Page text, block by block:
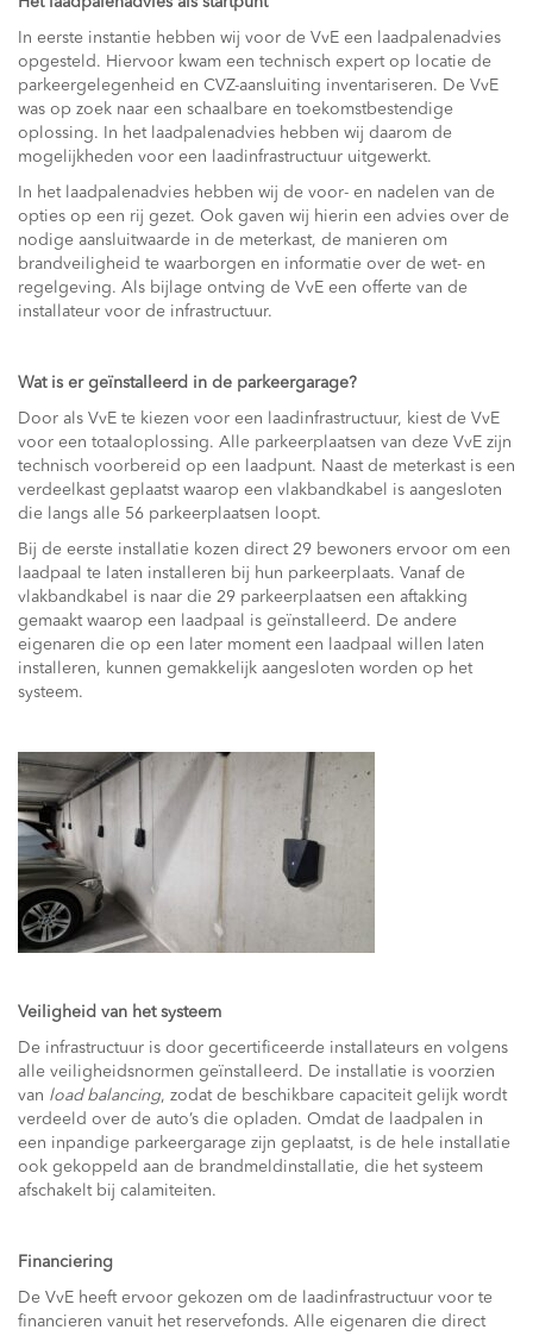
In eerste instantie hebben wij voor de VvE een laadpalenadvies
opgesteld. Hiervoor kwam een technisch expert op locatie de
parkeergelegenheid en CVZ-aansluiting inventariseren. De VvE
was op zoek naar een schaalbare en toekomstbestendige
oplossing. In het laadpalenadvies hebben wij daarom de
mogelijkheden voor een laadinfrastructuur uitgewerkt.
In het laadpalenadvies hebben wij de voor- en nadelen van de
opties op een rij gezet. Ook gaven wij hierin een advies over de
nodige aansluitwaarde in de meterkast, de manieren om
brandveiligheid te waarborgen en informatie over de wet- en
regelgeving. Als bijlage ontving de VvE een offerte van de
installateur voor de infrastructuur.
Wat is er geïnstalleerd in de parkeergarage?
Door als VvE te kiezen voor een laadinfrastructuur, kiest de VvE
voor een totaaloplossing. Alle parkeerplaatsen van deze VvE zijn
technisch voorbereid op een laadpunt. Naast de meterkast is een
verdeelkast geplaatst waarop een vlakbandkabel is aangesloten
die langs alle 56 parkeerplaatsen loopt.
Bij de eerste installatie kozen direct 29 bewoners ervoor om een
laadpaal te laten installeren bij hun parkeerplaats. Vanaf de
vlakbandkabel is naar die 29 parkeerplaatsen een aftakking
gemaakt waarop een laadpaal is geïnstalleerd. De andere
eigenaren die op een later moment een laadpaal willen laten
installeren, kunnen gemakkelijk aangesloten worden op het
systeem.
Veiligheid van het systeem
De infrastructuur is door gecertificeerde installateurs en volgens
alle veiligheidsnormen geïnstalleerd. De installatie is voorzien
van load balancing, zodat de beschikbare capaciteit gelijk wordt
verdeeld over de auto’s die opladen. Omdat de laadpalen in
een inpandige parkeergarage zijn geplaatst, is de hele installatie
ook gekoppeld aan de brandmeldinstallatie, die het systeem
afschakelt bij calamiteiten.
Financiering
De VvE heeft ervoor gekozen om de laadinfrastructuur voor te
financieren vanuit het reservefonds. Alle eigenaren die direct